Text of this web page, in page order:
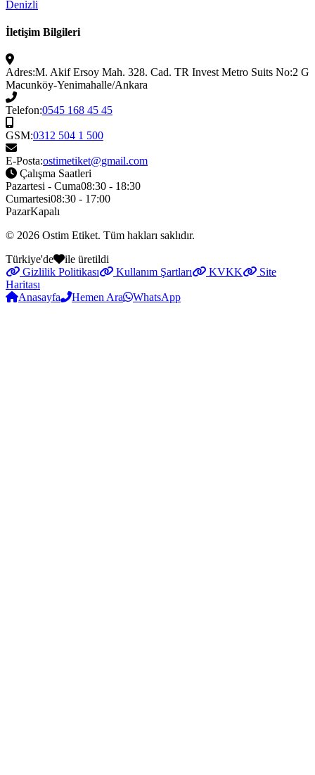
Denizli
İletişim Bilgileri
Adres:M. Akif Ersoy Mah. 328. Cad. TR Invest Metro Suits No:2 G
Macunköy-Yenimahalle/Ankara
Telefon:0545 168 45 45
GSM:0312 504 1 500
E-Posta:ostimetiket@gmail.com
Çalışma Saatleri
Pazartesi - Cuma08:30 - 18:30
Cumartesi08:30 - 17:00
PazarKapalı
© 2026 Ostim Etiket. Tüm hakları saklıdır.
Türkiye'de
ile üretildi
Gizlilik Politikası
Kullanım Şartları KVKK
Site
Haritası
Anasayfa
Hemen Ara WhatsApp